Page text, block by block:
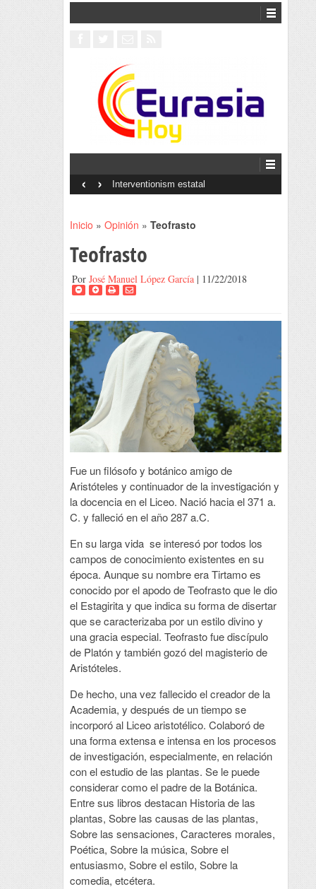
Interventionism estatal
‹ ›
Inicio » Opinión » Teofrasto
Teofrasto
Por José Manuel López García| 11/22/2018
Fue un filósofo y botánico amigo de
Aristóteles y continuador de la investigación y
la docencia en el Liceo. Nació hacia el 371 a.
C. y falleció en el año 287 a.C.
En su larga vida se interesó por todos los
campos de conocimiento existentes en su
época. Aunque su nombre era Tirtamo es
conocido por el apodo de Teofrasto que le dio
el Estagirita y que indica su forma de disertar
que se caracterizaba por un estilo divino y
una gracia especial. Teofrasto fue discípulo
de Platón y también gozó del magisterio de
Aristóteles.
De hecho, una vez fallecido el creador de la
Academia, y después de un tiempo se
incorporó al Liceo aristotélico. Colaboró de
una forma extensa e intensa en los procesos
de investigación, especialmente, en relación
con el estudio de las plantas. Se le puede
considerar como el padre de la Botánica.
Entre sus libros destacan Historia de las
plantas, Sobre las causas de las plantas,
Sobre las sensaciones, Caracteres morales,
Poética, Sobre la música, Sobre el
entusiasmo, Sobre el estilo, Sobre la
comedia, etcétera.